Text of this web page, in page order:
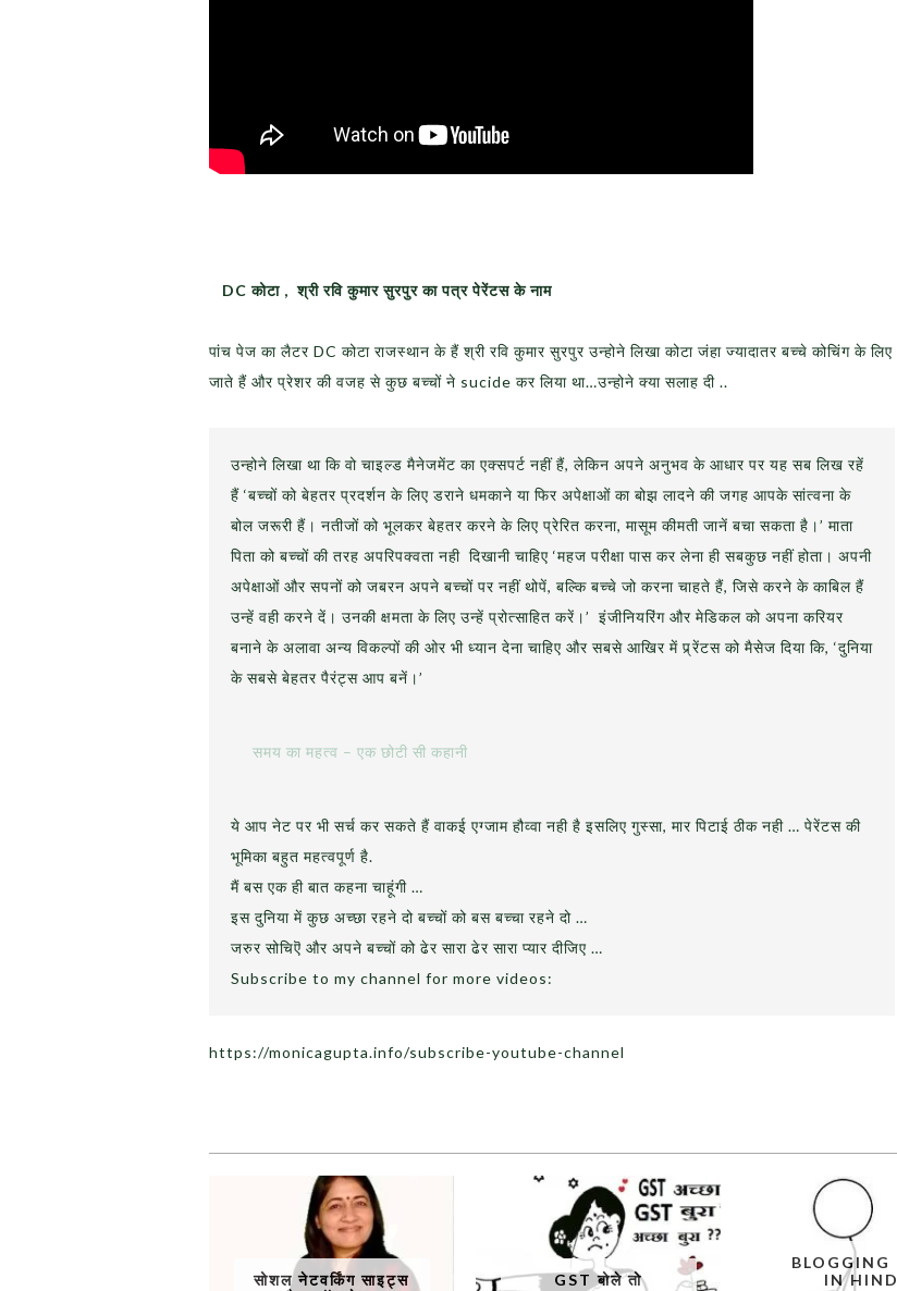
DC कोटा , श्री रवि कुमार सुरपुर का पत्र पेरेंटस के नाम
पांच पेज का लैटर DC कोटा राजस्थान के हैं श्री रवि कुमार सुरपुर उन्होने लिखा कोटा जंहा ज्यादातर बच्चे कोचिंग के लिए
जाते हैं और प्रेशर की वजह से कुछ बच्चों ने sucide कर लिया था…उन्होने क्या सलाह दी ..
उन्होने लिखा था कि वो चाइल्ड मैनेजमेंट का एक्सपर्ट नहीं हैं, लेकिन अपने अनुभव के आधार पर यह सब लिख रहें
हैं ‘बच्चों को बेहतर प्रदर्शन के लिए डराने धमकाने या फिर अपेक्षाओं का बोझ लादने की जगह आपके सांत्वना के
बोल जरूरी हैं। नतीजों को भूलकर बेहतर करने के लिए प्रेरित करना, मासूम कीमती जानें बचा सकता है।’ माता
पिता को बच्चों की तरह अपरिपक्वता नही दिखानी चाहिए ‘महज परीक्षा पास कर लेना ही सबकुछ नहीं होता। अपनी
अपेक्षाओं और सपनों को जबरन अपने बच्चों पर नहीं थोपें, बल्कि बच्चे जो करना चाहते हैं, जिसे करने के काबिल हैं
उन्हें वही करने दें। उनकी क्षमता के लिए उन्हें प्रोत्साहित करें।’ इंजीनियरिंग और मेडिकल को अपना करियर
बनाने के अलावा अन्य विकल्पों की ओर भी ध्यान देना चाहिए और सबसे आखिर में प्र्रेंटस को मैसेज दिया कि, ‘दुनिया
के सबसे बेहतर पैरंट्स आप बनें।’
समय का महत्व – एक छोटी सी कहानी
ये आप नेट पर भी सर्च कर सकते हैं वाकई एग्जाम हौव्वा नही है इसलिए गुस्सा, मार पिटाई ठीक नही … पेरेंटस की
भूमिका बहुत महत्वपूर्ण है.
मैं बस एक ही बात कहना चाहूंगी …
इस दुनिया में कुछ अच्छा रहने दो बच्चों को बस बच्चा रहने दो …
जरुर सोचिऎ और अपने बच्चों को ढेर सारा ढेर सारा प्यार दीजिए …
Subscribe to my channel for more videos:
https://monicagupta.info/subscribe-youtube-channel
BLOGGING
IN
GST बोले तो
सोशल नेटवर्किंग साइट्स